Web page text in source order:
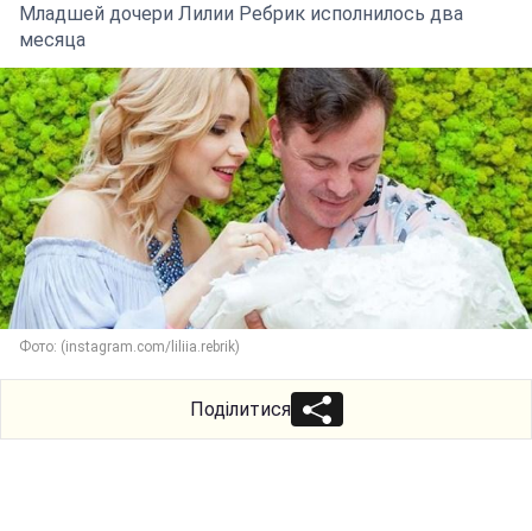
Младшей дочери Лилии Ребрик исполнилось два
месяца
Фото: (instagram.com/liliia.rebrik)
Поділитися